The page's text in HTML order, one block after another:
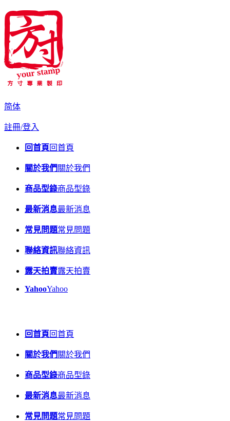
简体
註冊/登入
回首頁回首頁
關於我們 關於我們
商品型錄商品型錄
最新消息最新消息
常見問題常見問題
聯絡資訊聯絡資訊
露天拍賣露天拍賣
YahooYahoo
回首頁回首頁
關於我們 關於我們
商品型錄商品型錄
最新消息最新消息
常見問題常見問題